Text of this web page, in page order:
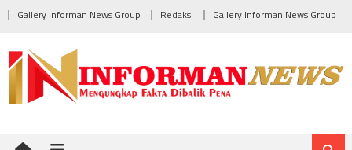
Skip
content
Gallery Informan News Group Redaksi Gallery Informan News Group